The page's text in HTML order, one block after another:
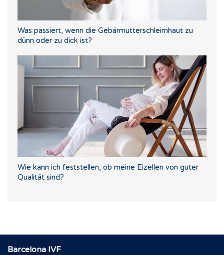
Was passiert, wenn die Gebärmutterschleimhaut zu
dünn oder zu dick ist?
Wie kann ich feststellen, ob meine Eizellen von guter
Qualität sind?
Barcelona IVF